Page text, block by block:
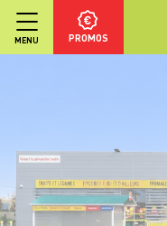
MENU PROMOS